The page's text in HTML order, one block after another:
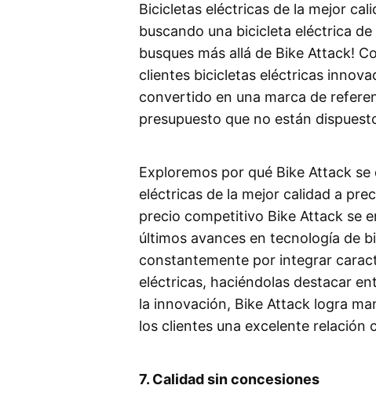
Bicicletas eléctricas de la mejor
buscando una bicicleta eléctrica
busques más allá de Bike Attack!
clientes bicicletas eléctricas
convertido en una marca de
presupuesto que no están
Exploremos por qué Bike Attack
eléctricas de la mejor calidad a
precio competitivo Bike Attack se
últimos avances en tecnología de
constantemente por integrar
eléctricas, haciéndolas destacar
la innovación, Bike Attack logra
los clientes una excelente relación
7. Calidad sin concesiones